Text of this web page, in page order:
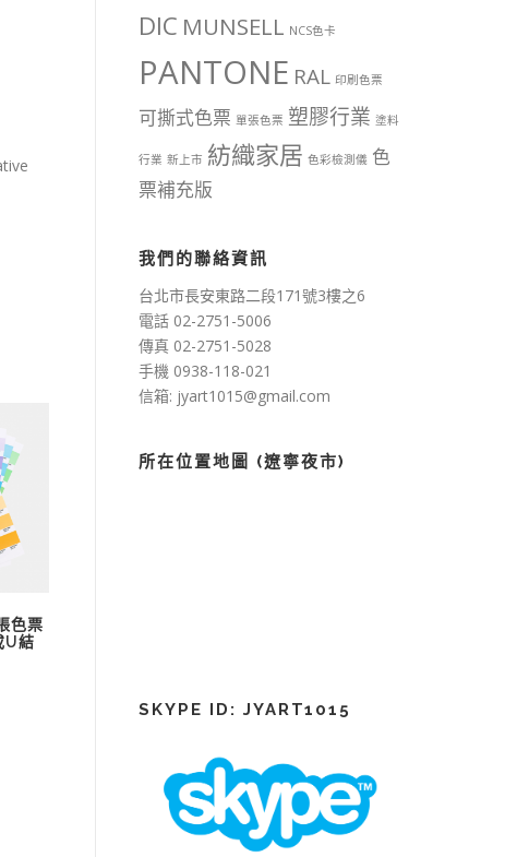
色票
U結
DIC MUNSELL NCS色卡
PANTONE RAL 印刷色票
可撕式色票 單張色票 塑膠行業 塗料
行業 新上市 紡織家居 色彩檢測儀 色
票補充版
我們的聯絡資訊
台北市長安東路二段171號3樓之6
電話 02-2751-5006
傳真 02-2751-5028
手機 0938-118-021
信箱: jyart1015@gmail.com
所在位置地圖 (遼寧夜市)
SKYPE ID: JYART1015